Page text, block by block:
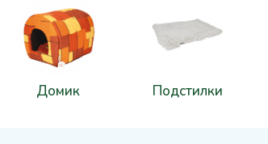
Домик Подстилки